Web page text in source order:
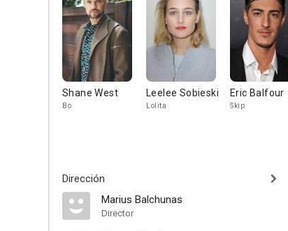
Shane West
Bo
Leelee Sobieski
Lolita
Eric Balfour
Skip
Dirección
Marius Balchunas
Director